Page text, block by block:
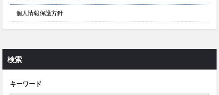
個人情報保護方針
検索
キーワード